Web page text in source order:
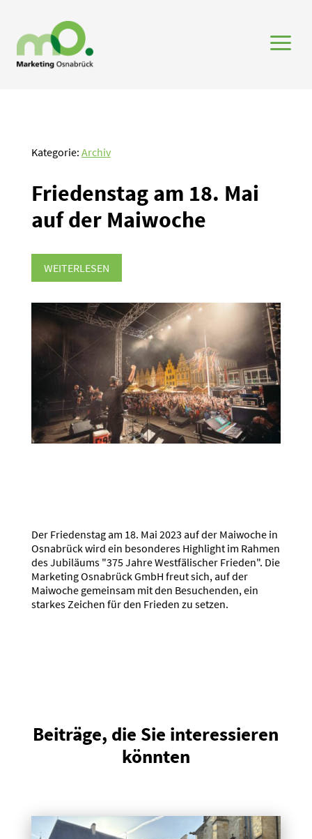
a
Kategorie: Archiv
Friedenstag am 18. Mai
auf der Maiwoche
WEITERLESEN
Der Friedenstag am 18. Mai 2023 auf der Maiwoche in
Osnabrück wird ein besonderes Highlight im Rahmen
des Jubiläums "375 Jahre Westfälischer Frieden". Die
Marketing Osnabrück GmbH freut sich, auf der
Maiwoche gemeinsam mit den Besuchenden, ein
starkes Zeichen für den Frieden zu setzen.
Beiträge, die Sie interessieren
könnten